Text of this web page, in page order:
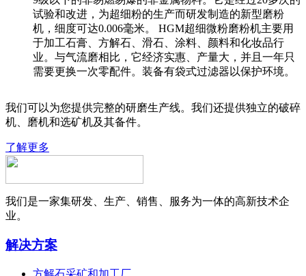
试验和改进，为超细粉的生产而研发制造的新型磨粉
机，细度可达0.006毫米。 HGM超细微粉磨粉机主要用
于加工石膏、方解石、滑石、涂料、颜料和化妆品行
业。与气流磨相比，它经济实惠、产量大，并且一年只
需要更换一次零配件。装备有袋式过滤器以保护环境。
我们可以为您提供完整的研磨生产线。我们还提供独立的破碎
机、磨机和选矿机及其备件。
了解更多
我们是一家集研发、生产、销售、服务为一体的高新技术企
业。
解决方案
方解石采矿和加工厂